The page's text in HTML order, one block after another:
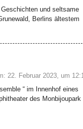
und seltsame
Berlins ältestem
22. Februar 2023, um
“ im Innenhof eines
des Monbijoupark